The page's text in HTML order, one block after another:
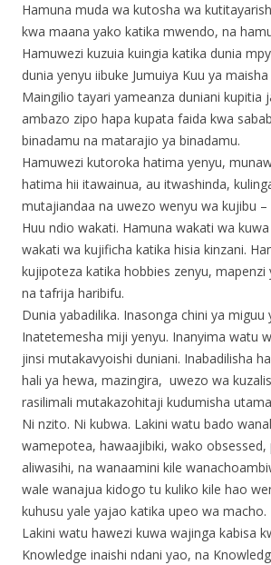
Hamuna muda wa kutosha wa
kwa maana yako katika mwendo, na
Hamuwezi kuzuia kuingia katika dunia
dunia yenyu iibuke Jumuiya Kuu ya
Maingilio tayari yameanza duniani kupitia
ambazo zipo hapa kupata faida kwa
binadamu na matarajio ya binadamu.
Hamuwezi kutoroka hatima yenyu,
hatima hii itawainua, au itwashinda,
mutajiandaa na uwezo wenyu wa kujibu –
Huu ndio wakati. Hamuna wakati wa
wakati wa kujificha katika hisia kinzani.
kujipoteza katika hobbies zenyu, mapenzi
na tafrija haribifu.
Dunia yabadilika. Inasonga chini ya miguu
Inatetemesha miji yenyu. Inanyima watu
jinsi mutakavyoishi duniani. Inabadilisha
hali ya hewa, mazingira, uwezo wa
rasilimali mutakazohitaji kudumisha
Ni nzito. Ni kubwa. Lakini watu bado
wamepotea, hawaajibiki, wako obsessed,
aliwasihi, na wanaamini kile
wale wanajua kidogo tu kuliko kile hao
kuhusu yale yajao katika upeo wa macho.
Lakini watu hawezi kuwa wajinga kabisa
Knowledge inaishi ndani yao, na